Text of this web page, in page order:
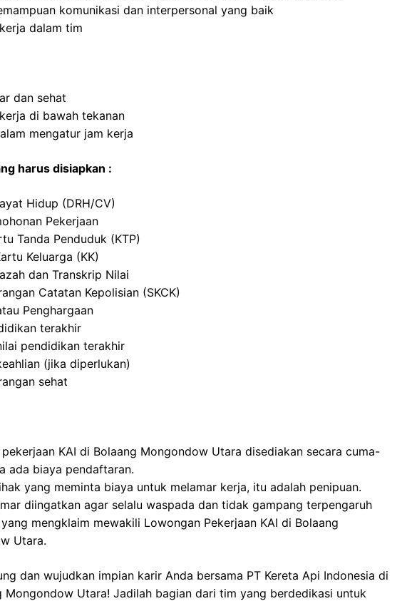
komunikasi dan interpersonal yang baik
dalam tim
dan sehat
di bawah tekanan
mengatur jam kerja
harus disiapkan :
Hidup (DRH/CV)
Pekerjaan
Tanda Penduduk (KTP)
Keluarga (KK)
dan Transkrip Nilai
Catatan Kepolisian (SKCK)
Penghargaan
terakhir
pendidikan terakhir
(jika diperlukan)
sehat
KAI di Bolaang Mongondow Utara disediakan secara cuma-
ada biaya pendaftaran.
yang meminta biaya untuk melamar kerja, itu adalah penipuan.
diingatkan agar selalu waspada dan tidak gampang terpengaruh
mengklaim mewakili Lowongan Pekerjaan KAI di Bolaang
Utara.
dan wujudkan impian karir Anda bersama PT Kereta Api Indonesia di
Mongondow Utara! Jadilah bagian dari tim yang berdedikasi untuk